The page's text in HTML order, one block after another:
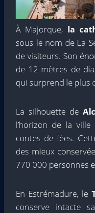
À Majorque, la
sous le nom de La
de visiteurs. Son
de 12 mètres de
qui surprend le plus
La silhouette de
l’horizon de la
contes de fées.
des mieux
770 000 personnes
En Estrémadure, le
conserve intacte